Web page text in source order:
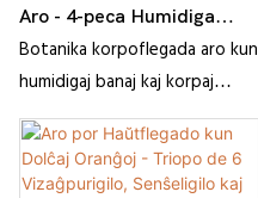
Aro - 4-peca Humidiga
Bana Donaca Kolekto kun
Avokadaj kaj Eŭkaliptaj
Botanika korpoflegada aro kun
humidigaj banaj kaj korpaj
esencaĵoj inspiritaj de
eŭkalipto-mento por refreŝiga,
mola, hidratigita haŭto.